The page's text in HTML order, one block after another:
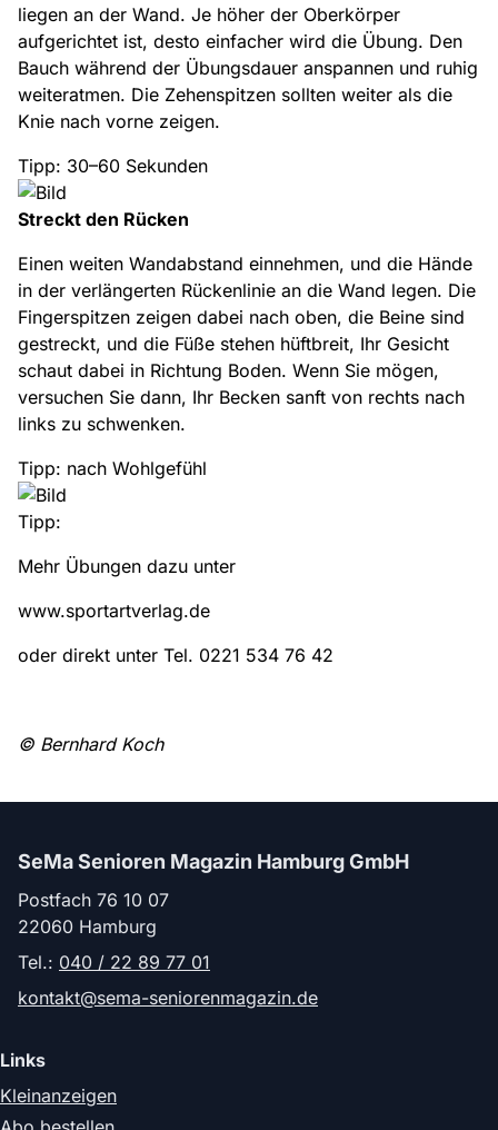
liegen an der Wand. Je höher der Oberkörper
aufgerichtet ist, desto einfacher wird die Übung. Den
Bauch während der Übungsdauer anspannen und ruhig
weiteratmen. Die Zehenspitzen sollten weiter als die
Knie nach vorne zeigen.
Tipp: 30–60 Sekunden
Streckt den Rücken
Einen weiten Wandabstand einnehmen, und die Hände
in der verlängerten Rückenlinie an die Wand legen. Die
Fingerspitzen zeigen dabei nach oben, die Beine sind
gestreckt, und die Füße stehen hüftbreit, Ihr Gesicht
schaut dabei in Richtung Boden. Wenn Sie mögen,
versuchen Sie dann, Ihr Becken sanft von rechts nach
links zu schwenken.
Tipp: nach Wohlgefühl
Tipp:
Mehr Übungen dazu unter
www.sportartverlag.de
oder direkt unter Tel. 0221 534 76 42
© Bernhard Koch
SeMa Senioren Magazin Hamburg GmbH
Postfach 76 10 07
22060 Hamburg
Tel.: 040 / 22 89 77 01
kontakt@sema-seniorenmagazin.de
Links
Kleinanzeigen